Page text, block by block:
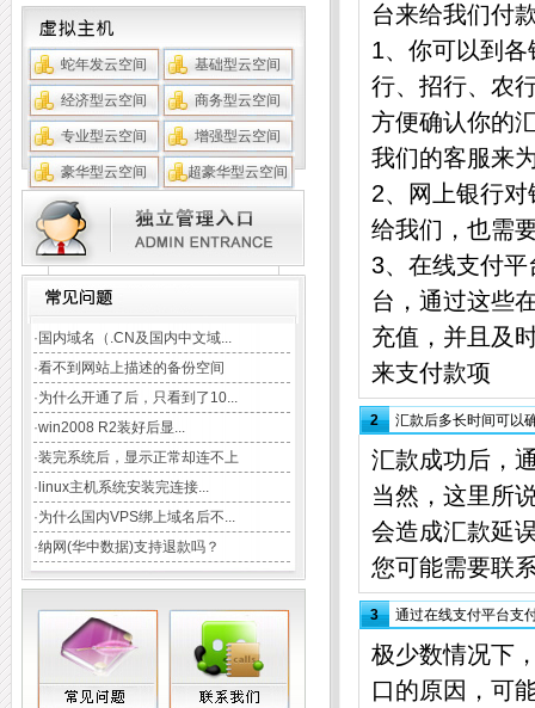
蛇年发云空间 基础型云空间
经济型云空间 商务型云空间
专业型云空间 增强型云空间
豪华型云空间 超豪华型云空间
TAG: 域名注册
· 国内域名（.CN及国内中文域...
·看不到网站上描述的备份空间
·为什么开通了后，只看到了10...
·win2008 R2装好后显...
·装完系统后，显示正常却连不上
· linux主机系统安装完连接...
·为什么国内VPS绑上域名后不...
·纳网(华中数据)支持退款吗？
台来给我们付
1、你可以到
行、招行、农
方便确认你的
我们的客服来
2、网上银行
给我们，也需
3、在线支付
台，通过这些
充值，并且及
来支付款项
2 汇款后多长时间可以
汇款成功后，
当然，这里所
会造成汇款延
您可能需要联
3 通过在线支付平台支
极少数情况下
口的原因，可